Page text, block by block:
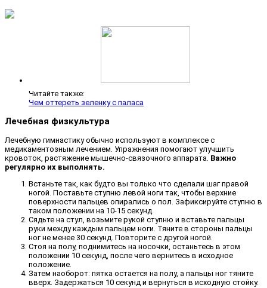
Читайте также:
Чем оттереть зеленку с паласа
Лечебная физкультура
Лечебную гимнастику обычно используют в комплексе с
медикаментозным лечением. Упражнения помогают улучшить
кровоток, растяжение мышечно-связочного аппарата. Важно
регулярно их выполнять.
Встаньте так, как будто вы только что сделали шаг правой
ногой. Поставьте ступню левой ноги так, чтобы верхние
поверхности пальцев опирались о пол. Зафиксируйте ступню в
таком положении на 10-15 секунд.
Сядьте на стул, возьмите рукой ступню и вставьте пальцы
руки между каждым пальцем ноги. Тяните в стороны пальцы
ног не менее 30 секунд. Повторите с другой ногой.
Стоя на полу, поднимитесь на носочки, останьтесь в этом
положении 10 секунд, после чего вернитесь в исходное
положение.
Затем наоборот: пятка остается на полу, а пальцы ног тяните
вверх. Задержаться 10 секунд и вернуться в исходную стойку.